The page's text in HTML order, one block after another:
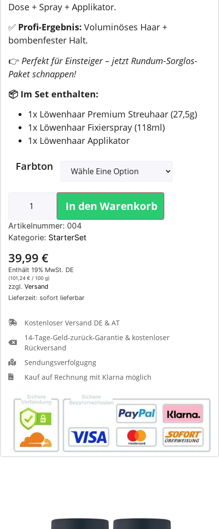
Dose + Spray + Applikator.
✅ Profi-Ergebnis: Voluminöses Haar +
bombenfester Halt.
👉 Perfekt für Einsteiger – jetzt Rundum-Sorglos-
Paket schnappen!
📦 Im Set enthalten:
1x Löwenhaar Premium Streuhaar (27,5g)
1x Löwenhaar Fixierspray (118ml)
1x Löwenhaar Applikator
Farbton
In den Warenkorb
Artikelnummer: 004
Kategorie: StarterSet
39,99 €
Enthält 19% MwSt. DE
(101,24 € / 100 g)
zzgl. Versand
Lieferzeit: sofort lieferbar
Kostenloser Versand DE & AT
14-Tage-Geld-zurück-Garantie & kostenloser
Rückversand
Sendungsverfolgugng
Kauf auf Rechnung mit Klarna möglich